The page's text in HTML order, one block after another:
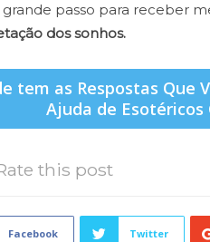
passo para receber
dos sonhos.
tem as Respostas Que
Ajuda de Esotéricos
this post
Facebook Twitter